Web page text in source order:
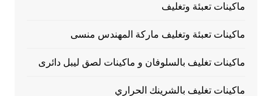
ماكينات تعبئة وتغليف
ماكينات تعبئة وتغليف ماركة المهندس منسى
ماكينات تغليف بالسلوفان و ماكينات لصق ليبل دائرى
ماكينات تغليف بالشرينك الحراري